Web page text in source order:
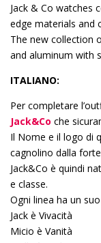
Jack & Co watches
edge materials and
The new collection
and aluminum with
ITALIANO:
Per completare
Jack&Co che
Il Nome e il logo di
cagnolino dalla
Jack&Co è quindi
e classe.
Ogni linea ha un
Jack è Vivacità
Micio è Vanità